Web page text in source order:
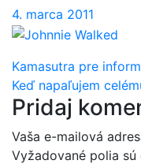
4. marca 2011
Navigácia
v
článku
Kamasutra pre
Keď napaľujem
Pridaj
Vaša e-mailová
Vyžadované polia sú